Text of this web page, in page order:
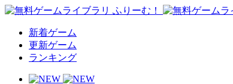
新着ゲーム
更新ゲーム
ランキング